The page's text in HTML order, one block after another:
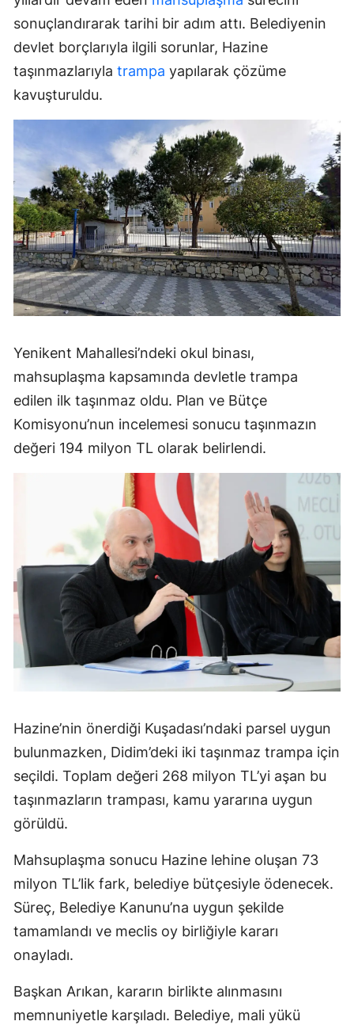
sonuçlandırarak tarihi bir adım attı. Belediyenin
devlet borçlarıyla ilgili sorunlar, Hazine
taşınmazlarıyla trampa yapılarak çözüme
kavuşturuldu.
Yenikent Mahallesi’ndeki okul binası,
mahsuplaşma kapsamında devletle trampa
edilen ilk taşınmaz oldu. Plan ve Bütçe
Komisyonu’nun incelemesi sonucu taşınmazın
değeri 194 milyon TL olarak belirlendi.
Hazine’nin önerdiği Kuşadası’ndaki parsel uygun
bulunmazken, Didim’deki iki taşınmaz trampa için
seçildi. Toplam değeri 268 milyon TL’yi aşan bu
taşınmazların trampası, kamu yararına uygun
görüldü.
Mahsuplaşma sonucu Hazine lehine oluşan 73
milyon TL’lik fark, belediye bütçesiyle ödenecek.
Süreç, Belediye Kanunu’na uygun şekilde
tamamlandı ve meclis oy birliğiyle kararı
onayladı.
Başkan Arıkan, kararın birlikte alınmasını
memnuniyetle karşıladı. Belediye, mali yükü